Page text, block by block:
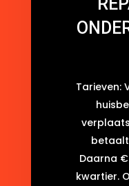
Tarieven:
Daarna
kwartier.